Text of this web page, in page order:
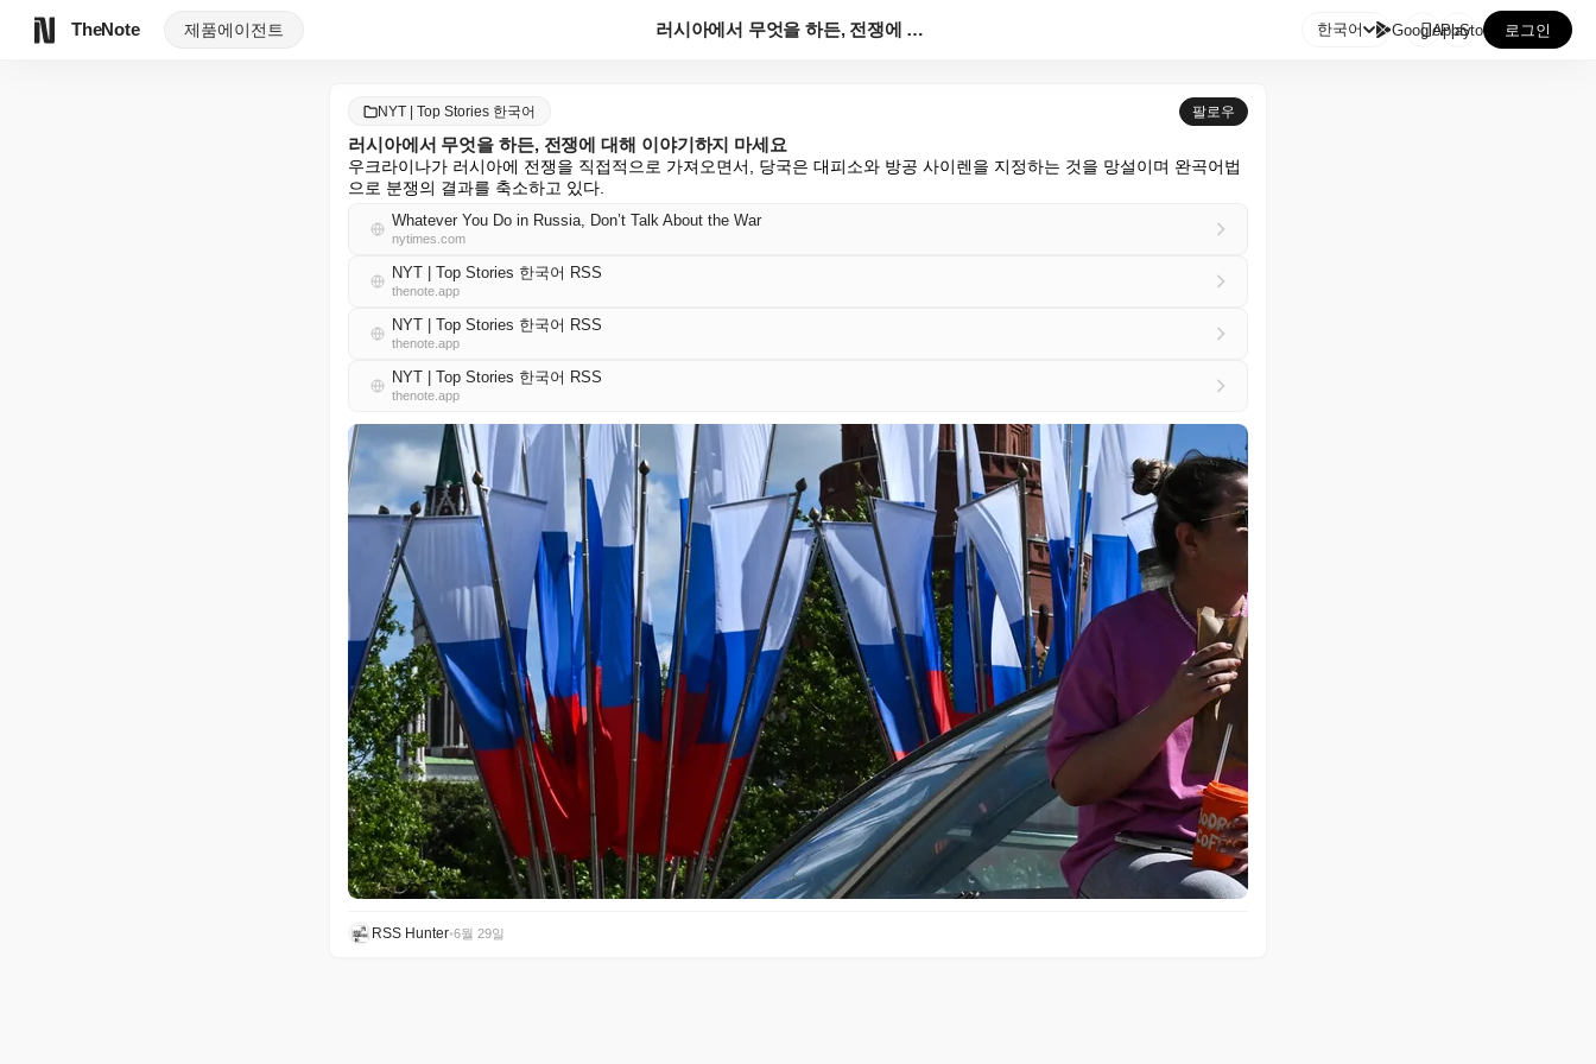
TheNote 제품에이전트 러시아에서 무엇을 하든, 전쟁에 대해 이야기하지 마세요 한국어 GooglePlay
AppStore 로그인
NYT | Top Stories 한국어 팔로우
러시아에서 무엇을 하든, 전쟁에 대해 이야기하지 마세요
우크라이나가 러시아에 전쟁을 직접적으로 가져오면서, 당국은 대피소와 방공 사이렌을 지정하는 것을 망설이며 완곡어법
으로 분쟁의 결과를 축소하고 있다.
Whatever You Do in Russia, Don’t Talk About the War
nytimes.com
NYT | Top Stories 한국어 RSS
thenote.app
NYT | Top Stories 한국어 RSS
thenote.app
NYT | Top Stories 한국어 RSS
thenote.app
RSS Hunter•6월 29일